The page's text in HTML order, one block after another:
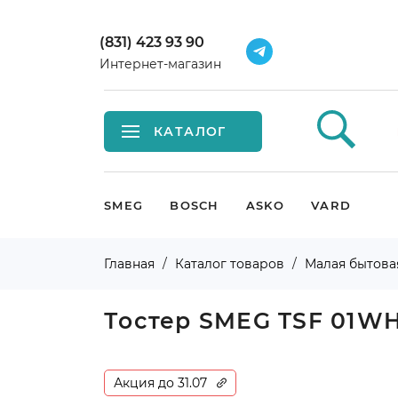
(831) 423 93 90
Интернет-магазин
КАТАЛОГ
Мойки и смесители
Климатическая техника
SMEG BOSCH ASKO VARD
Главная Каталог товаров Малая
Тостер SMEG TSF
Акция до 31.07